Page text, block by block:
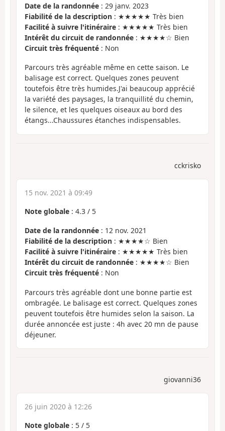
Date de la randonnée : 29 janv. 2023
Fiabilité de la description : ★★★★★ Très bien
Facilité à suivre l'itinéraire : ★★★★★ Très bien
Intérêt du circuit de randonnée : ★★★★☆ Bien
Circuit très fréquenté : Non
Parcours très agréable même en cette saison. Le
balisage est correct. Quelques zones peuvent
toutefois être très humides.J'ai beaucoup apprécié
la variété des paysages, la tranquillité du chemin,
le silence, et les quelques oiseaux au bord des
étangs...Chaussures étanches indispensables.
cckrisko
15 nov. 2021 à 09:49
Note globale : 4.3 / 5
Date de la randonnée : 12 nov. 2021
Fiabilité de la description : ★★★★☆ Bien
Facilité à suivre l'itinéraire : ★★★★★ Très bien
Intérêt du circuit de randonnée : ★★★★☆ Bien
Circuit très fréquenté : Non
Parcours très agréable dont une bonne partie est
ombragée. Le balisage est correct. Quelques zones
peuvent toutefois être humides selon la saison. La
durée annoncée est juste : 4h avec 20 mn de pause
déjeuner.
giovanni36
26 juin 2020 à 12:26
Note globale : 5 / 5